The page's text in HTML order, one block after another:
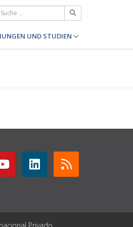
UND STUDIEN